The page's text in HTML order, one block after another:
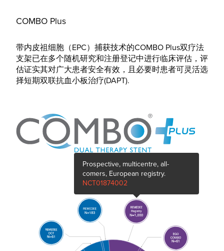
COMBO Plus
带内皮祖细胞（EPC）捕获技术的COMBO Plus双疗法
支架已在多个随机研究和注册登记中进行临床评估，评
估证实其对广大患者安全有效，且必要时患者可灵活选
择短期双联抗血小板治疗(DAPT).
Prospective, multicentre, all-
comers, European registry.
NCT01874002